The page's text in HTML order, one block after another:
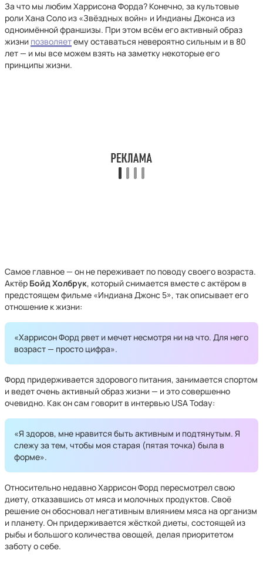
За что мы любим Харрисона Форда? Конечно, за культовые
роли Хана Соло из «Звёздных войн» и Индианы Джонса из
одноимённой франшизы. При этом всём его активный образ
жизни позволяетему оставаться невероятно сильным и в 80
лет — и мы все можем взять на заметку некоторые его
принципы жизни.
Самое главное — он не переживает по поводу своего возраста.
Актёр Бойд Холбрук, который снимается вместе с актёром в
предстоящем фильме «Индиана Джонс 5», так описывает его
отношение к жизни:
«Харрисон Форд рвет и мечет несмотря ни на что. Для него
возраст — просто цифра».
Форд придерживается здорового питания, занимается спортом
и ведет очень активный образ жизни — и это совершенно
очевидно. Как он сам говорит в интервью USA Today:
«Я здоров, мне нравится быть активным и подтянутым. Я
слежу за тем, чтобы моя старая (пятая точка) была в
форме».
Относительно недавно Харрисон Форд пересмотрел свою
диету, отказавшись от мяса и молочных продуктов. Своё
решение он обосновал негативным влиянием мяса на организм
и планету. Он придерживается жёсткой диеты, состоящей из
рыбы и большого количества овощей, делая приоритетом
заботу о себе.